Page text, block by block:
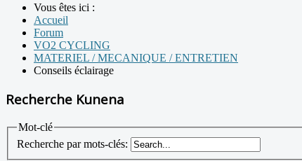
Vous êtes ici :
Accueil
Forum
VO2 CYCLING
MATERIEL / MECANIQUE / ENTRETIEN
Conseils éclairage
Recherche Kunena
Mot-clé
Recherche par mots-clés: